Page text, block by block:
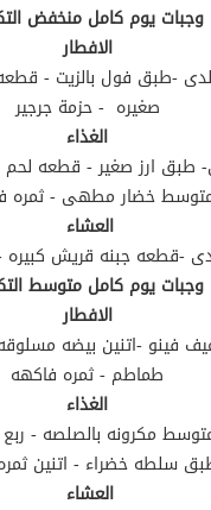
وجبات يوم كامل منخفض
الافطار
-طبق فول بالزيت -
صغيره - حزمة جرجير
الغذاء
- طبق ارز صغير - قطعه
خضار مطهى - ثمره
العشاء
-قطعه جبنه قريش
وجبات يوم كامل متوسط
الافطار
فينو -اتنين بيضه
طماطم - ثمره فاكهه
الغذاء
مكرونه بالصلصه -
سلطه خضراء - اتنين
العشاء